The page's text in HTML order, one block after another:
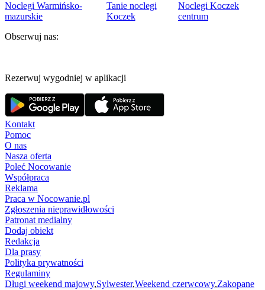
Noclegi Warmińsko-
mazurskie
Tanie noclegi
Koczek
Noclegi Koczek
centrum
Obserwuj nas:
Rezerwuj wygodniej w aplikacji
Kontakt
Pomoc
O nas
Nasza oferta
Poleć Nocowanie
Współpraca
Reklama
Praca w Nocowanie.pl
Zgłoszenia nieprawidłowości
Patronat medialny
Dodaj obiekt
Redakcja
Dla prasy
Polityka prywatności
Regulaminy
Długi weekend majowy,Sylwester,Weekend czerwcowy,Zakopane